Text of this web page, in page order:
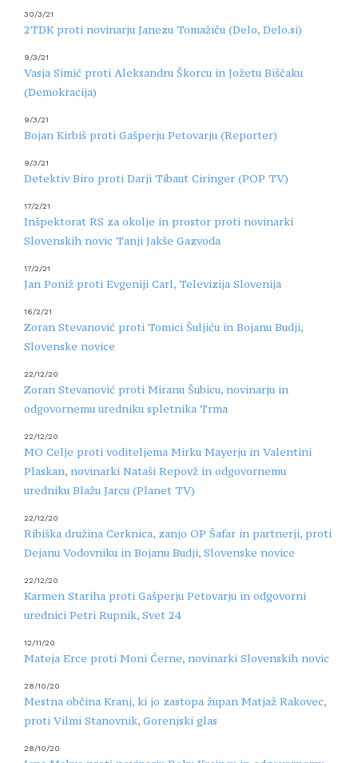
30/3/21
2TDK proti novinarju Janezu Tomažiču (Delo, Delo.si)
9/3/21
Vasja Simić proti Aleksandru Škorcu in Jožetu Biščaku
(Demokracija)
9/3/21
Bojan Kirbiš proti Gašperju Petovarju (Reporter)
9/3/21
Detektiv Biro proti Darji Tibaut Ciringer (POP TV)
17/2/21
Inšpektorat RS za okolje in prostor proti novinarki
Slovenskih novic Tanji Jakše Gazvoda
17/2/21
Jan Poniž proti Evgeniji Carl, Televizija Slovenija
16/2/21
Zoran Stevanović proti Tomici Šuljiću in Bojanu Budji,
Slovenske novice
22/12/20
Zoran Stevanović proti Miranu Šubicu, novinarju in
odgovornemu uredniku spletnika Trma
22/12/20
MO Celje proti voditeljema Mirku Mayerju in Valentini
Plaskan, novinarki Nataši Repovž in odgovornemu
uredniku Blažu Jarcu (Planet TV)
22/12/20
Ribiška družina Cerknica, zanjo OP Šafar in partnerji, proti
Dejanu Vodovniku in Bojanu Budji, Slovenske novice
22/12/20
Karmen Stariha proti Gašperju Petovarju in odgovorni
urednici Petri Rupnik, Svet 24
12/11/20
Mateja Erce proti Moni Černe, novinarki Slovenskih novic
28/10/20
Mestna občina Kranj, ki jo zastopa župan Matjaž Rakovec,
proti Vilmi Stanovnik, Gorenjski glas
28/10/20